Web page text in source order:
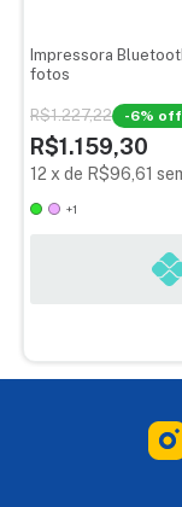
Filme compatível:
Tamanho da foto:
Dimensões da
9,2 cm × 3,6 cm ×
Impressora
fotos
R$1.227,22 -6% off
R$1.159,30
12 x de R$96,61
+1